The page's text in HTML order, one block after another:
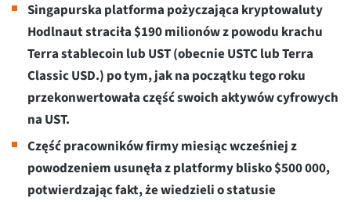
Singapurska platforma pożyczająca kryptowaluty
Hodlnaut straciła $190 milionów z powodu krachu
Terra stablecoin lub UST (obecnie USTC lub Terra
Classic USD.) po tym, jak na początku tego roku
przekonwertowała część swoich aktywów cyfrowych
na UST.
Część pracowników firmy miesiąc wcześniej z
powodzeniem usunęła z platformy blisko $500 000,
potwierdzając fakt, że wiedzieli o statusie